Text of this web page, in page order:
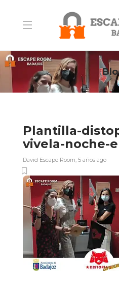
Plantilla-
vivela-noche-
David Escape Room, 5 años ago